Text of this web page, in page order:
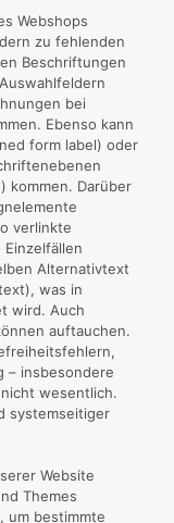
Webshops
zu fehlenden
Beschriftungen
bei
Ebenso kann
form label) oder
kommen. Darüber
verlinkte
Alternativtext
was in
wird. Auch
auftauchen.
– insbesondere
wesentlich.
systemseitiger
Website
Themes
um bestimmte